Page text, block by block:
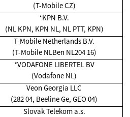
(T-Mobile CZ)
*KPN B.V.
(NL KPN, KPN NL, NL PTT, KPN)
T-Mobile Netherlands B.V.
(T-Mobile NLBen NL204 16)
*VODAFONE LIBERTEL BV
(Vodafone NL)
Veon Georgia LLC
(282 04, Beeline Ge, GEO 04)
Slovak Telekom a.s.